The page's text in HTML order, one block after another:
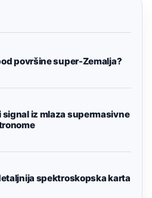
površine super-Zemalja?
iz mlaza supermasivne
spektroskopska karta